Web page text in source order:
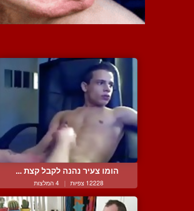
הומו צעיר נהנה לקבל קצת ...
12228 צפיות | 4 המלצות